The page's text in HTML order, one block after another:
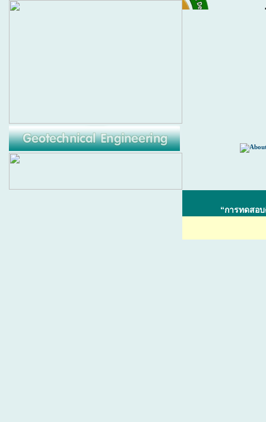
“การทดสอ